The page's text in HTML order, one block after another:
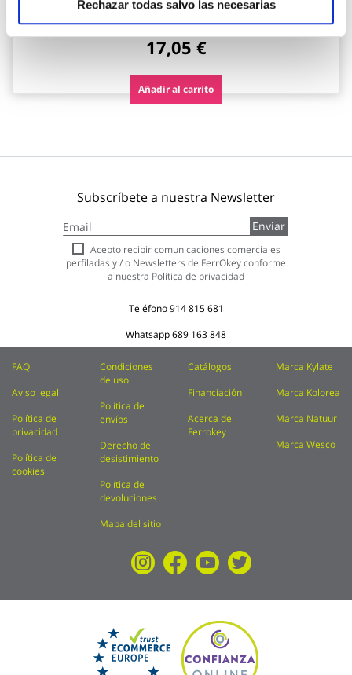
Rechazar todas salvo las necesarias
Newgarden
17,05 €
Añadir al carrito
Subscríbete a nuestra Newsletter
a
nuestro
boletín
de
Enviar
Acepto recibir comunicaciones comerciales
perfiladas y / o Newsletters de FerrOkey conforme
a nuestra Política de privacidad
Teléfono914 815 681
Whatsapp689 163 848
FAQ
Aviso legal
Política de
privacidad
Política de
cookies
Condiciones
de uso
Política de
envíos
Derecho de
desistimiento
Política de
devoluciones
Mapa del sitio
Catálogos
Financiación
Acerca de
Ferrokey
Marca Kylate
Marca Kolorea
Marca Natuur
Marca Wesco